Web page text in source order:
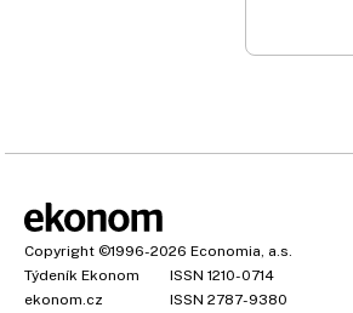
Copyright ©1996-2026 Economia, a.s.
Týdeník Ekonom
ISSN 1210-0714
ekonom.cz
ISSN 2787-9380